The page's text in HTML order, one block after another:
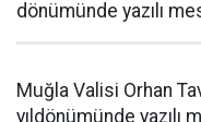
dönümünde yazılı
Muğla Valisi Orhan
yıldönümünde yazılı